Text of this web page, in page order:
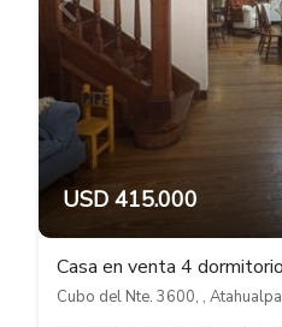
USD 415.000
Cubo del Nte. 3600, , Atahualpa